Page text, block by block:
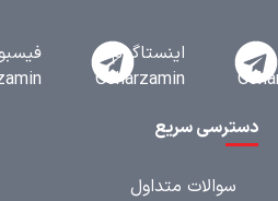
اینستاگرام
Goharzamin
فیسبوک
Goharzamin
سریع
سوالات متداول